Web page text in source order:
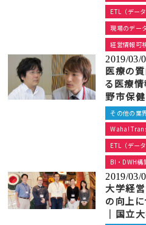
ETL（デー
現場のデー
経営情報可
2019/03/
医療の
る医療
野市保
その他の業
Waha!
ETL（デー
BI・DWH構
2019/03/
大学経
の向上
｜国立